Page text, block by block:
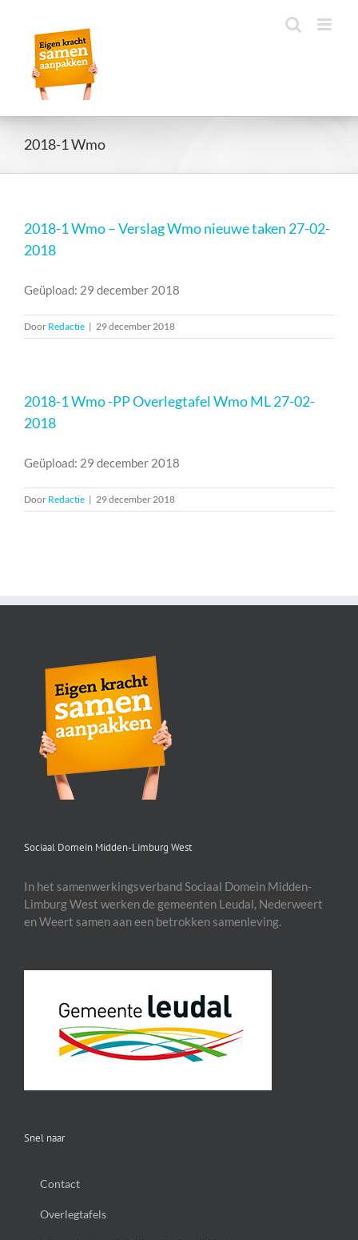
2018-1 Wmo
2018-1 Wmo – Verslag Wmo nieuwe taken 27-02-
2018
Geüpload: 29 december 2018
Door Redactie | 29 december 2018
2018-1 Wmo -PP Overlegtafel Wmo ML 27-02-
2018
Geüpload: 29 december 2018
Door Redactie | 29 december 2018
Sociaal Domein Midden-Limburg West
In het samenwerkingsverband Sociaal Domein Midden-
Limburg West werken de gemeenten Leudal, Nederweert
en Weert samen aan een betrokken samenleving.
Snel naar
Contact
Overlegtafels